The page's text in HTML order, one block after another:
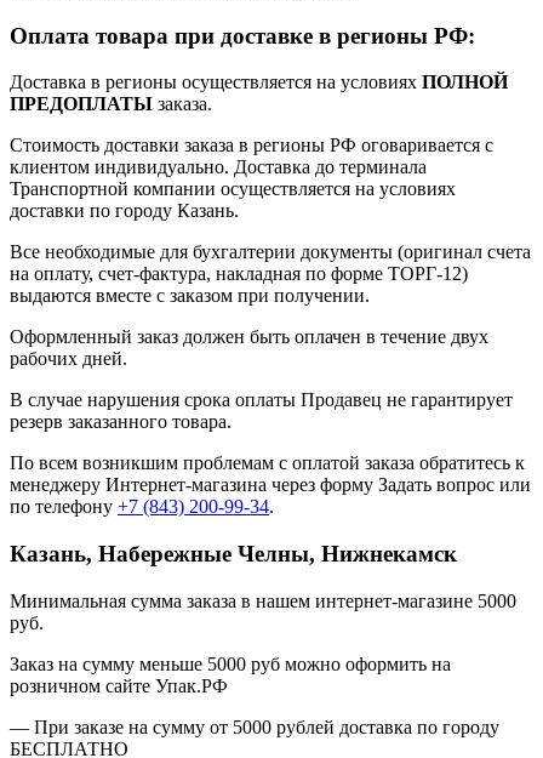
Оплата товара при доставке в регионы РФ:
Доставка в регионы осуществляется на условиях ПОЛНОЙ
ПРЕДОПЛАТЫ заказа.
Стоимость доставки заказа в регионы РФ оговаривается с
клиентом индивидуально. Доставка до терминала
Транспортной компании осуществляется на условиях
доставки по городу Казань.
Все необходимые для бухгалтерии документы (оригинал счета
на оплату, счет-фактура, накладная по форме ТОРГ-12)
выдаются вместе с заказом при получении.
Оформленный заказ должен быть оплачен в течение двух
рабочих дней.
В случае нарушения срока оплаты Продавец не гарантирует
резерв заказанного товара.
По всем возникшим проблемам с оплатой заказа обратитесь к
менеджеру Интернет-магазина через форму Задать вопрос или
по телефону +7 (843) 200-99-34.
Казань, Набережные Челны, Нижнекамск
Минимальная сумма заказа в нашем интернет-магазине 5000
руб.
Заказ на сумму меньше 5000 руб можно оформить на
розничном сайте Упак.РФ
— При заказе на сумму от 5000 рублей доставка по городу
БЕСПЛАТНО